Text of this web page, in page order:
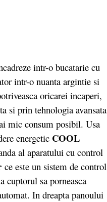
intr-o bucatarie cu
intr-o nuanta argintie si
oricarei incaperi,
si prin tehnologia avansata
mic consum posibil. Usa
energetic COOL
al aparatului cu control
ce este un sistem de control
cuptorul sa porneasca
In dreapta panoului